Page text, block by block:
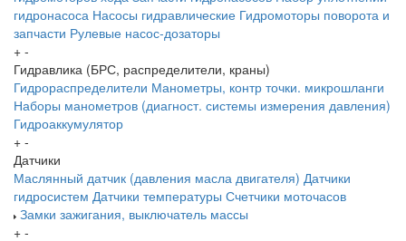
гидронасоса Насосы гидравлические Гидромоторы поворота и
запчасти Рулевые насос-дозаторы
+ -
Гидравлика (БРС, распределители, краны)
Гидрораспределители Манометры, контр точки. микрошланги
Наборы манометров (диагност. системы измерения давления)
Гидроаккумулятор
+ -
Датчики
Маслянный датчик (давления масла двигателя) Датчики
гидросистем Датчики температуры Счетчики моточасов
Замки зажигания, выключатель массы
+ -